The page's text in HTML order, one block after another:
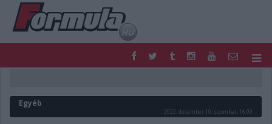
FORMULA
MOTOR
HAZAI
Egyéb
2022. december 10. szombat, 16:09